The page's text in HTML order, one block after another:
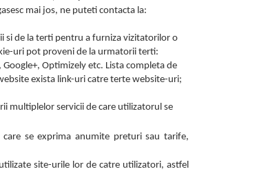
mai jos, ne puteti contacta la:
si de la terti pentru a furniza vizitatorilor o
uri pot proveni de la urmatorii terti:
Optimizely etc. Lista completa de
exista link-uri catre terte website-uri;
multiplelor servicii de care utilizatorul se
se exprima anumite preturi sau tarife,
site-urile lor de catre utilizatori, astfel